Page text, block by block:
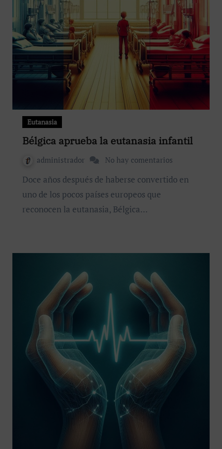
Eutanasia
Bélgica aprueba la eutanasia infantil
administrador No hay comentarios
Doce años después de haberse convertido en
uno de los pocos países europeos que
reconocen la eutanasia, Bélgica…